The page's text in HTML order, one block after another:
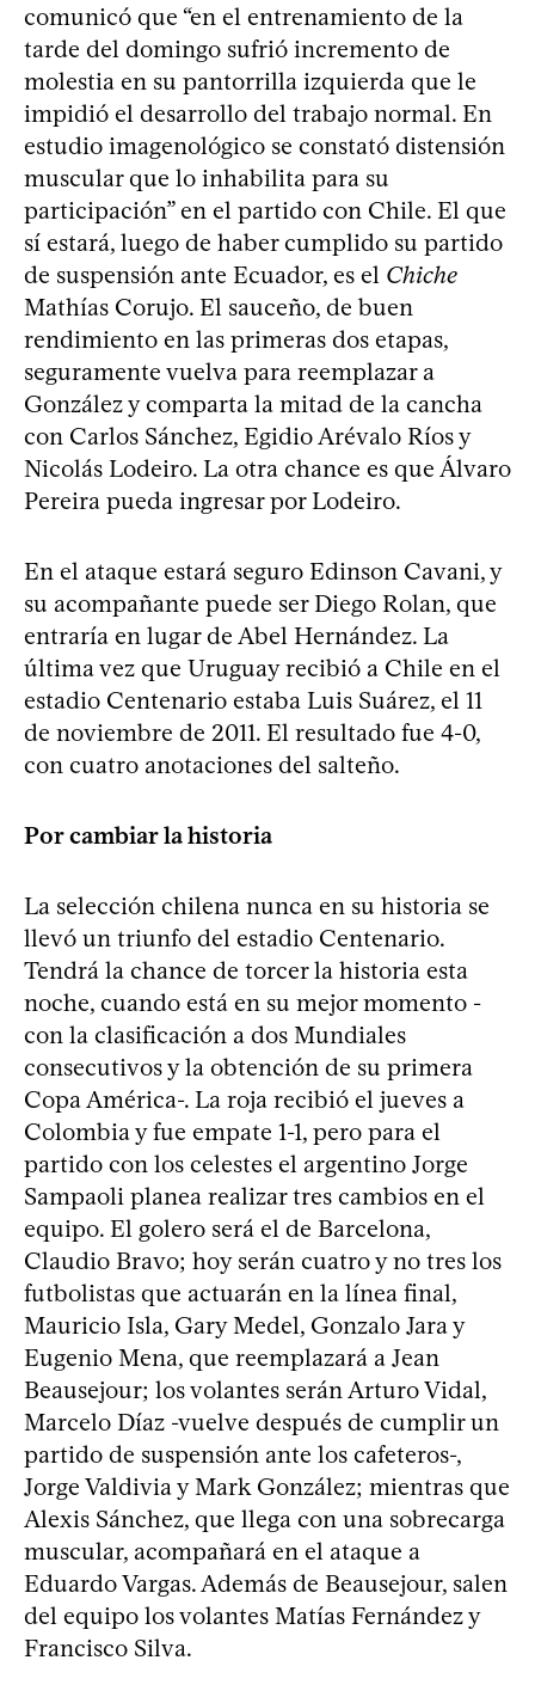
comunicó que “en el entrenamiento de la
tarde del domingo sufrió incremento de
molestia en su pantorrilla izquierda que le
impidió el desarrollo del trabajo normal. En
estudio imagenológico se constató distensión
muscular que lo inhabilita para su
participación” en el partido con Chile. El que
sí estará, luego de haber cumplido su partido
de suspensión ante Ecuador, es el Chiche
Mathías Corujo. El sauceño, de buen
rendimiento en las primeras dos etapas,
seguramente vuelva para reemplazar a
González y comparta la mitad de la cancha
con Carlos Sánchez, Egidio Arévalo Ríos y
Nicolás Lodeiro. La otra chance es que Álvaro
Pereira pueda ingresar por Lodeiro.
En el ataque estará seguro Edinson Cavani, y
su acompañante puede ser Diego Rolan, que
entraría en lugar de Abel Hernández. La
última vez que Uruguay recibió a Chile en el
estadio Centenario estaba Luis Suárez, el 11
de noviembre de 2011. El resultado fue 4-0,
con cuatro anotaciones del salteño.
Por cambiar la historia
La selección chilena nunca en su historia se
llevó un triunfo del estadio Centenario.
Tendrá la chance de torcer la historia esta
noche, cuando está en su mejor momento -
con la clasificación a dos Mundiales
consecutivos y la obtención de su primera
Copa América-. La roja recibió el jueves a
Colombia y fue empate 1-1, pero para el
partido con los celestes el argentino Jorge
Sampaoli planea realizar tres cambios en el
equipo. El golero será el de Barcelona,
Claudio Bravo; hoy serán cuatro y no tres los
futbolistas que actuarán en la línea final,
Mauricio Isla, Gary Medel, Gonzalo Jara y
Eugenio Mena, que reemplazará a Jean
Beausejour; los volantes serán Arturo Vidal,
Marcelo Díaz -vuelve después de cumplir un
partido de suspensión ante los cafeteros-,
Jorge Valdivia y Mark González; mientras que
Alexis Sánchez, que llega con una sobrecarga
muscular, acompañará en el ataque a
Eduardo Vargas. Además de Beausejour, salen
del equipo los volantes Matías Fernández y
Francisco Silva.